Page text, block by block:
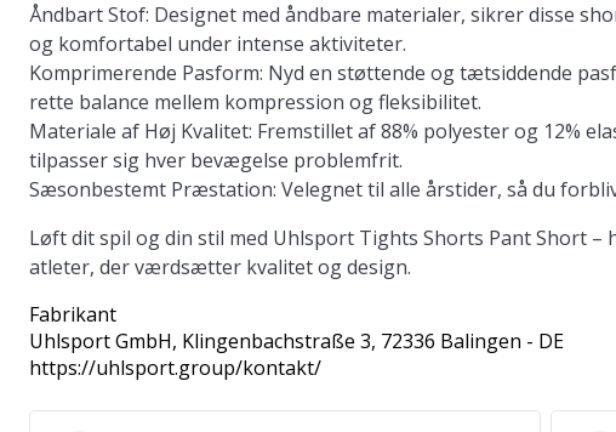
Åndbart Stof: Designet med åndbare materialer, sikrer disse
og komfortabel under intense aktiviteter.
Komprimerende Pasform: Nyd en støttende og tætsiddende
rette balance mellem kompression og fleksibilitet.
Materiale af Høj Kvalitet: Fremstillet af 88% polyester og 12%
tilpasser sig hver bevægelse problemfrit.
Sæsonbestemt Præstation: Velegnet til alle årstider, så du
Løft dit spil og din stil med Uhlsport Tights Shorts Pant Short
atleter, der værdsætter kvalitet og design.
Fabrikant
Uhlsport GmbH, Klingenbachstraße 3, 72336 Balingen - DE
https://uhlsport.group/kontakt/